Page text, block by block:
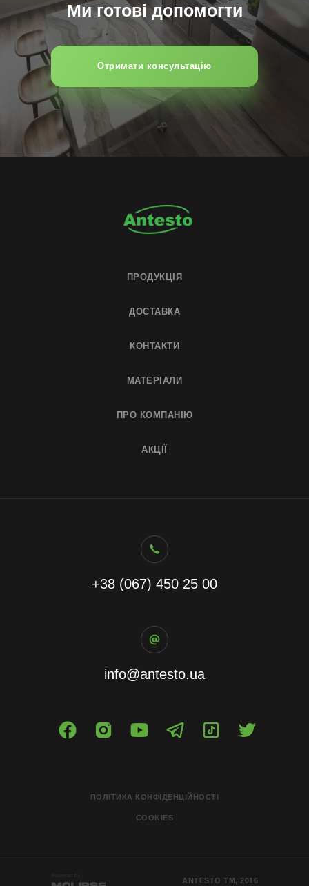
Ми готові допомогти
Отримати консультацію
ПОЛІТИКА КОНФІДЕНЦІЙНОСТІ
COOKIES
info@antesto.ua
+38 (067) 450 25 00
ПРОДУКЦІЯ
МАТЕРІАЛИ
АКЦІЇ
ДОСТАВКА
ПРО КОМПАНІЮ
КОНТАКТИ
ANTESTO ТМ, 2016